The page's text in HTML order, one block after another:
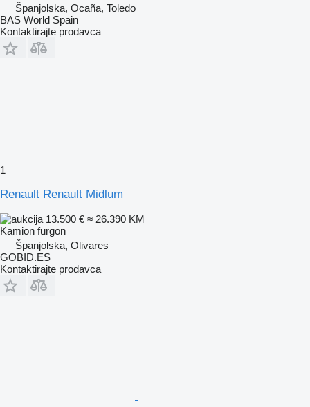
Španjolska, Ocaña, Toledo
BAS World Spain
Kontaktirajte prodavca
1
Renault Renault Midlum
13.500 € ≈ 26.390 KM
Kamion furgon
Španjolska, Olivares
GOBID.ES
Kontaktirajte prodavca